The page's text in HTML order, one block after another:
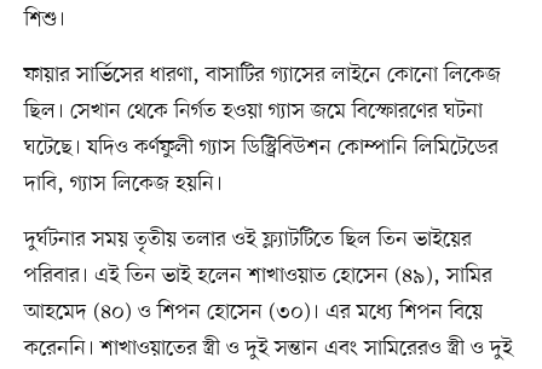
শিশু।
ফায়ার সার্ভিসের ধারণা, বাসাটির গ্যাসের লাইনে কোনো লিকেজ
ছিল। সেখান থেকে নির্গত হওয়া গ্যাস জমে বিস্ফোরণের ঘটনা
ঘটেছে। যদিও কর্ণফুলী গ্যাস ডিস্ট্রিবিউশন কোম্পানি লিমিটেডের
দাবি, গ্যাস লিকেজ হয়নি।
দুর্ঘটনার সময় তৃতীয় তলার ওই ফ্ল্যাটটিতে ছিল তিন ভাইয়ের
পরিবার। এই তিন ভাই হলেন শাখাওয়াত হোসেন (৪৯), সামির
আহমেদ (৪০) ও শিপন হোসেন (৩০)। এর মধ্যে শিপন বিয়ে
করেননি। শাখাওয়াতের স্ত্রী ও দুই সন্তান এবং সামিরেরও স্ত্রী ও দুই